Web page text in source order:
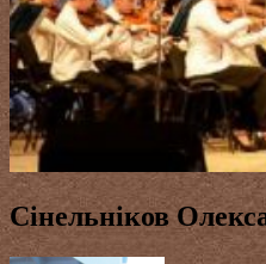
Сінельніков